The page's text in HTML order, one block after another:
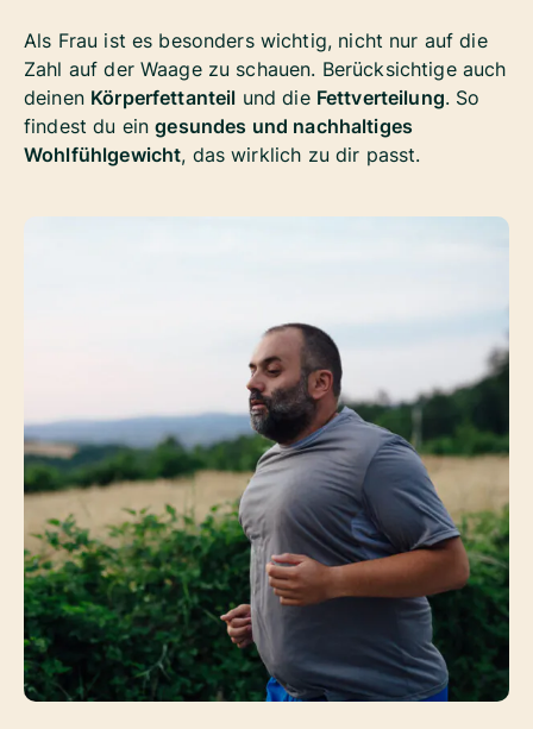
Als Frau ist es besonders wichtig, nicht nur auf die
Zahl auf der Waage zu schauen. Berücksichtige auch
deinen Körperfettanteil und die Fettverteilung. So
findest du eingesundes und nachhaltiges
Wohlfühlgewicht, das wirklich zu dir passt.